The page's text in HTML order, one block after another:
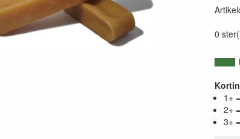
0
1+
2+
3+